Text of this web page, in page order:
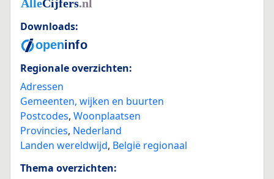
Downloads:
Regionale overzichten:
Adressen
Gemeenten, wijken en buurten
Postcodes, Woonplaatsen
Provincies, Nederland
Landen wereldwijd, België regionaal
Thema overzichten: